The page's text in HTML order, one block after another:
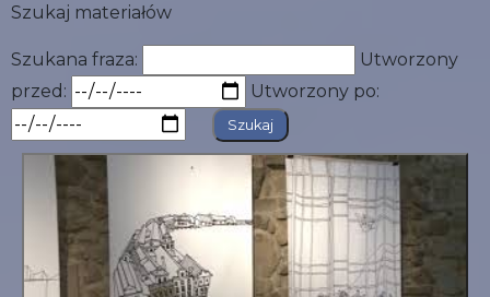
Szukaj materiałów
Szukana fraza:
Utworzony
przed:
Utworzony po: